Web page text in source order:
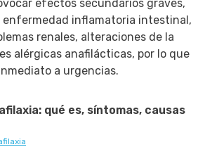
efectos secundarios graves,
enfermedad inflamatoria intestinal,
renales, alteraciones de la
alérgicas anafilácticas, por lo que
a urgencias.
qué es, síntomas, causas